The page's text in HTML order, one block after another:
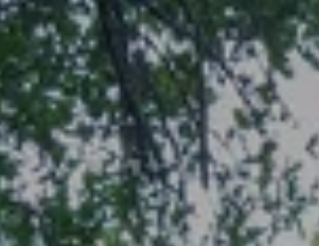
REISEIDEEN
SAFARI-ERLEBNISSE
UNSERE EMPFEHLUNGEN
BLOG